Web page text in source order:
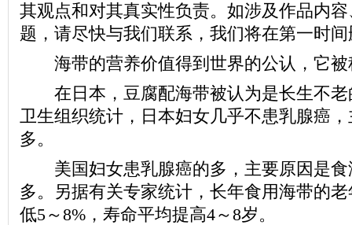
其观点和对其真实性负责。如涉及作品内
题，请尽快与我们联系，我们将在第一时
海带的营养价值得到世界的公认，它被
在日本，豆腐配海带被认为是长生不老
卫生组织统计，日本妇女几乎不患乳腺癌
多。
美国妇女患乳腺癌的多，主要原因是食
多。另据有关专家统计，长年食用海带的
低5～8%，寿命平均提高4～8岁。